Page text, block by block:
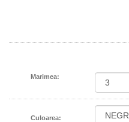
Marimea:
Culoarea: